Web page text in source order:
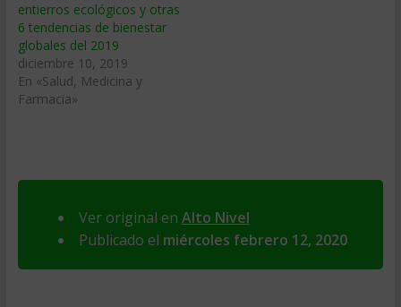
entierros ecológicos y otras
6 tendencias de bienestar
globales del 2019
diciembre 10, 2019
En «Salud, Medicina y
Farmacia»
Ver original en Alto Nivel
Publicado el miércoles febrero 12, 2020